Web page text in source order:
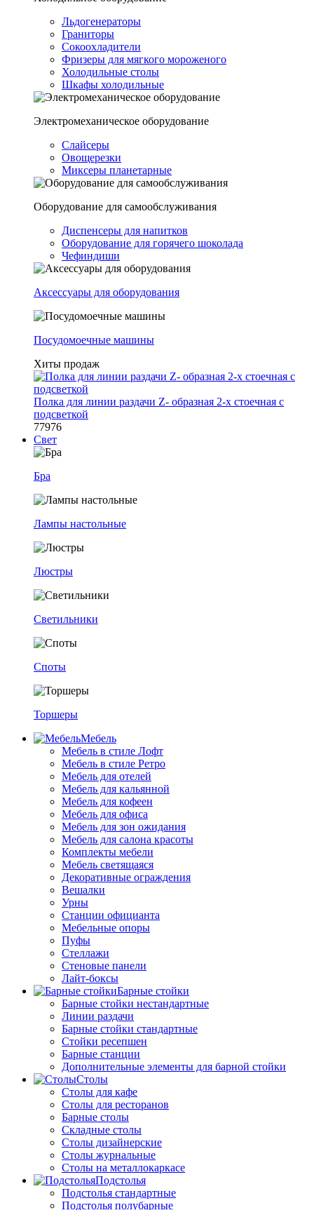
Льдогенераторы
Граниторы
Сокоохладители
Фризеры для мягкого мороженого
Холодильные столы
Шкафы холодильные
Электромеханическое оборудование
Слайсеры
Овощерезки
Миксеры планетарные
Оборудование для самообслуживания
Диспенсеры для напитков
Оборудование для горячего шоколада
Чефиндиши
Аксессуары для оборудования
Посудомоечные машины
Хиты продаж
Полка для линии раздачи Z- образная 2-х стоечная с
подсветкой
77976
Свет
Бра
Лампы настольные
Люстры
Светильники
Споты
Торшеры
Мебель
Мебель в стиле Лофт
Мебель в стиле Ретро
Мебель для отелей
Мебель для кальянной
Мебель для кофеен
Мебель для офиса
Мебель для зон ожидания
Мебель для салона красоты
Комплекты мебели
Мебель светящаяся
Декоративные ограждения
Вешалки
Урны
Станции официанта
Мебельные опоры
Пуфы
Стеллажи
Стеновые панели
Лайт-боксы
Барные стойки
Барные стойки нестандартные
Линии раздачи
Барные стойки стандартные
Стойки ресепшен
Барные станции
Дополнительные элементы для барной стойки
Столы
Столы для кафе
Столы для ресторанов
Барные столы
Складные столы
Столы дизайнерские
Столы журнальные
Столы на металлокаркасе
Подстолья
Подстолья стандартные
Подстолья полубарные